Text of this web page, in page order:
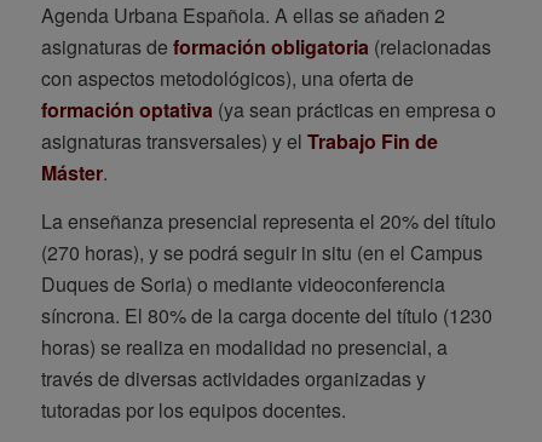
Agenda Urbana Española. A ellas se añaden 2
asignaturas de formación obligatoria (relacionadas
con aspectos metodológicos), una oferta de
formación optativa (ya sean prácticas en empresa o
asignaturas transversales) y el Trabajo Fin de
Máster.
La enseñanza presencial representa el 20% del título
(270 horas), y se podrá seguir in situ (en el Campus
Duques de Soria) o mediante videoconferencia
síncrona. El 80% de la carga docente del título (1230
horas) se realiza en modalidad no presencial, a
través de diversas actividades organizadas y
tutoradas por los equipos docentes.